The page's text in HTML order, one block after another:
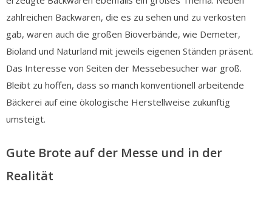
zahlreichen Backwaren, die es zu sehen und zu verkosten
gab, waren auch die großen Bioverbände, wie Demeter,
Bioland und Naturland mit jeweils eigenen Ständen präsent.
Das Interesse von Seiten der Messebesucher war groß.
Bleibt zu hoffen, dass so manch konventionell arbeitende
Bäckerei auf eine ökologische Herstellweise zukunftig
umsteigt.
Gute Brote auf der Messe und in der
Realität